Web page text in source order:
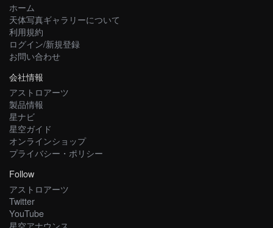
ホーム
天体写真ギャラリーについて
利用規約
ログイン/新規登録
お問い合わせ
会社情報
アストロアーツ
製品情報
星ナビ
星空ガイド
オンラインショップ
プライバシー・ポリシー
Follow
アストロアーツ
Twitter
YouTube
星空アナウンス